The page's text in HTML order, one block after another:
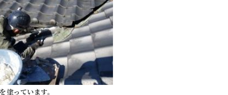
塗っています。